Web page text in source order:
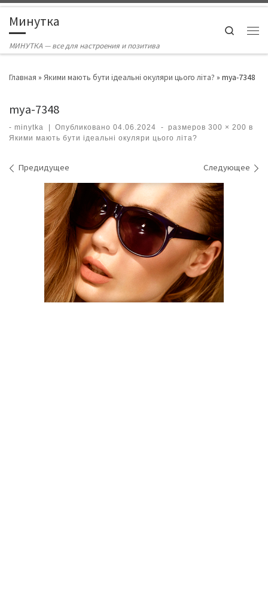
Skip to content
Минутка
МИНУТКА — все для настроения и позитива
Search
Главная » Якими мають бути ідеальні окуляри цього літа? » mya-7348
mya-7348
- minytka Опубликовано04.06.2024 - размеров 300 × 200 в
Якими мають бути ідеальні окуляри цього літа?
Навигация по изображениям
Предидущее Следующее